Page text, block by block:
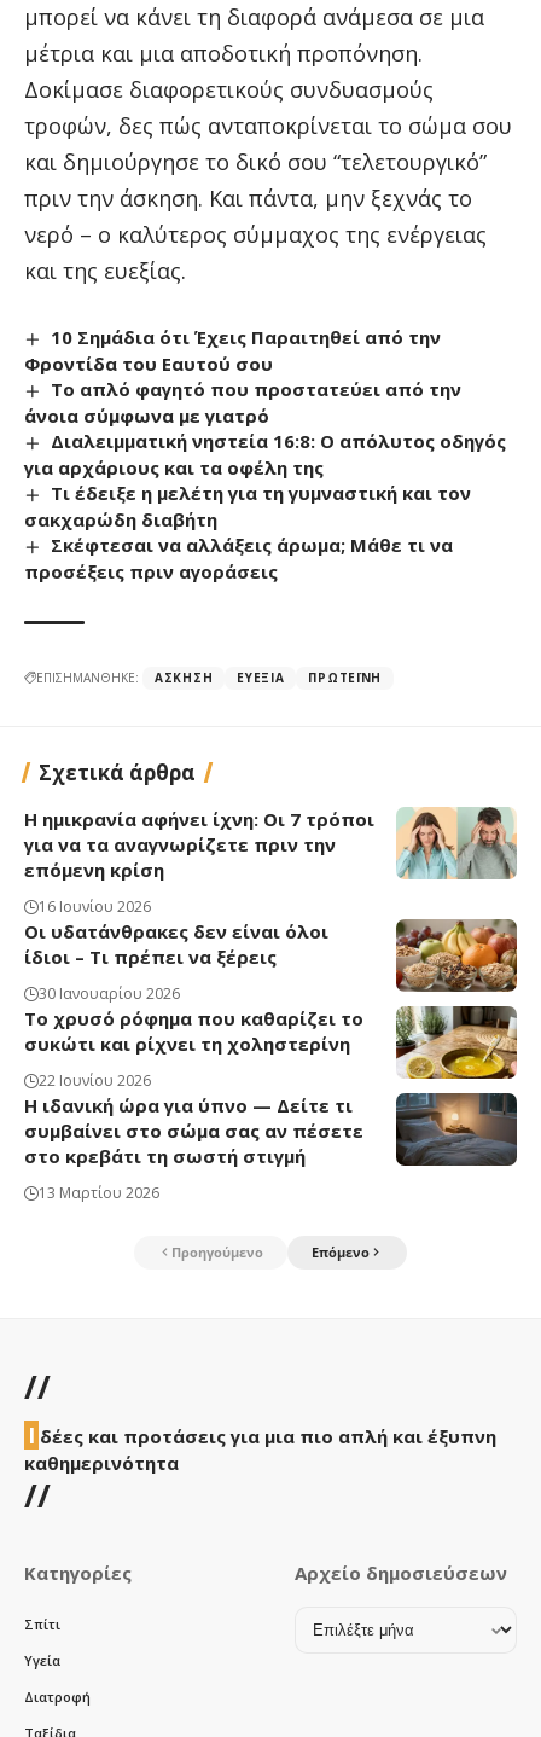
μπορεί να κάνει τη διαφορά ανάμεσα σε μια
μέτρια και μια αποδοτική προπόνηση.
Δοκίμασε διαφορετικούς συνδυασμούς
τροφών, δες πώς ανταποκρίνεται το σώμα σου
και δημιούργησε το δικό σου “τελετουργικό”
πριν την άσκηση. Και πάντα, μην ξεχνάς το
νερό – ο καλύτερος σύμμαχος της ενέργειας
και της ευεξίας.
10 Σημάδια ότι Έχεις Παραιτηθεί από την
Φροντίδα του Εαυτού σου
Το απλό φαγητό που προστατεύει από την
άνοια σύμφωνα με γιατρό
Διαλειμματική νηστεία 16:8: Ο απόλυτος οδηγός
για αρχάριους και τα οφέλη της
Τι έδειξε η μελέτη για τη γυμναστική και τον
σακχαρώδη διαβήτη
Σκέφτεσαι να αλλάξεις άρωμα; Μάθε τι να
προσέξεις πριν αγοράσεις
ΕΠΙΣΗΜΑΝΘΗΚΕ: ΆΣΚΗΣΗ ΕΥΕΞΊΑ ΠΡΩΤΕΪ́ΝΗ
Σχετικά άρθρα
Η ημικρανία αφήνει ίχνη: Οι 7 τρόποι
για να τα αναγνωρίζετε πριν την
επόμενη κρίση
16 Ιουνίου 2026
Οι υδατάνθρακες δεν είναι όλοι
ίδιοι – Τι πρέπει να ξέρεις
30 Ιανουαρίου 2026
Το χρυσό ρόφημα που καθαρίζει το
συκώτι και ρίχνει τη χοληστερίνη
22 Ιουνίου 2026
Η ιδανική ώρα για ύπνο — Δείτε τι
συμβαίνει στο σώμα σας αν πέσετε
στο κρεβάτι τη σωστή στιγμή
13 Μαρτίου 2026
Προηγούμενο Επόμενο
//
Ι δέες και προτάσεις για μια πιο απλή και έξυπνη
καθημερινότητα
//
Κατηγορίες
Σπίτι
Υγεία
Διατροφή
Ταξίδια
Αρχείο δημοσιεύσεων
Αρχείο